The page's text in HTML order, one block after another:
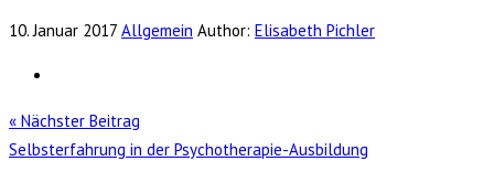
10. Januar 2017 Allgemein Author: Elisabeth Pichler
« Nächster Beitrag
Selbsterfahrung in der Psychotherapie-Ausbildung